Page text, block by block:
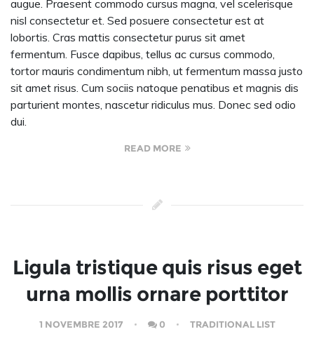
augue. Praesent commodo cursus magna, vel scelerisque
nisl consectetur et. Sed posuere consectetur est at
lobortis. Cras mattis consectetur purus sit amet
fermentum. Fusce dapibus, tellus ac cursus commodo,
tortor mauris condimentum nibh, ut fermentum massa justo
sit amet risus. Cum sociis natoque penatibus et magnis dis
parturient montes, nascetur ridiculus mus. Donec sed odio
dui.
READ MORE
Ligula tristique quis risus eget
urna mollis ornare porttitor
1 NOVEMBRE 2017 0 TRADITIONAL LIST